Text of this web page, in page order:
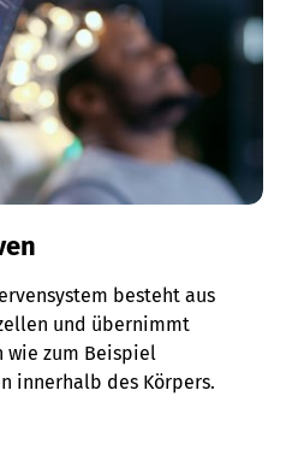
besteht aus
und übernimmt
wie zum Beispiel
innerhalb des Körpers.